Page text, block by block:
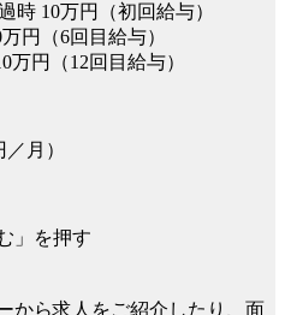
時 10万円（初回給与）
円（6回目給与）
万円（12回目給与）
月）
」を押す
から求人をご紹介したり、面